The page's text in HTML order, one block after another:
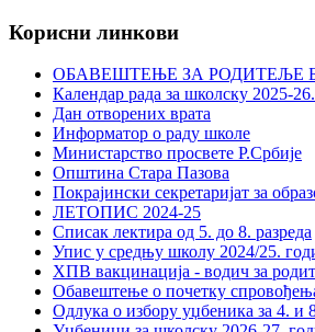
Корисни линкови
ОБАВЕШТЕЊЕ ЗА РОДИТЕЉЕ
Календар рада за школску 2025-
Дан отворених врата
Информатор о раду школе
Министарство просвете Р.Србије
Општина Стара Пазова
Покрајински секретаријат за
ЛЕТОПИС 2024-25
Списак лектира од 5. до 8. разреда
Упис у средњу школу 2024/25.
ХПВ вакцинација - водич за
Обавештење о почетку
Одлука о избору уџбеника за 4. и